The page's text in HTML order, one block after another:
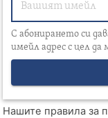
С абонирането си
имейл адрес с цел
Нашите правила за